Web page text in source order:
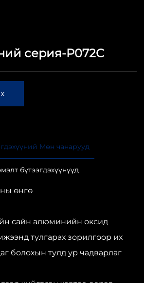
серия-P072C
Мөн чанарууд
бүтээгдэхүүнүүд
өнгө
сайн алюминийн оксид
тулгарах зорилгоор их
болохын тулд ур чадварлаг